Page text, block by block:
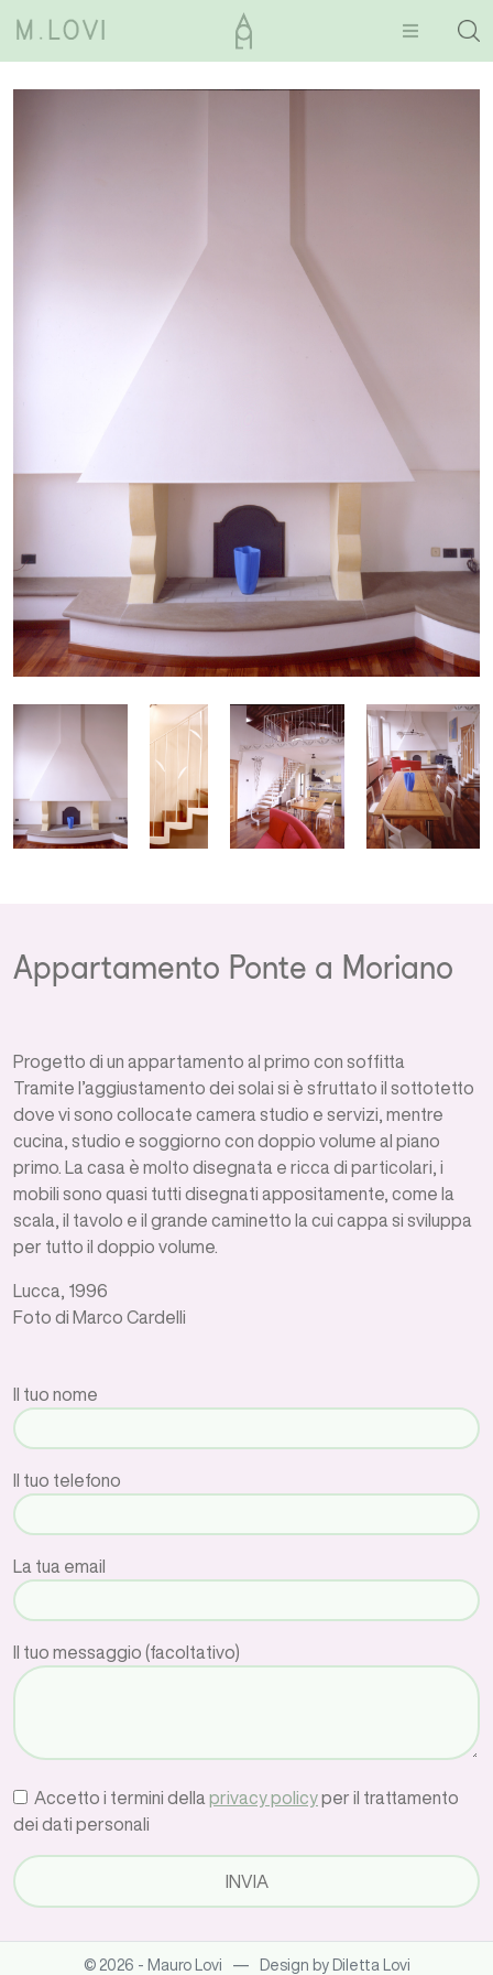
Appartamento Ponte a Moriano
Progetto di un appartamento al primo con soffitta
Tramite l’aggiustamento dei solai si è sfruttato il sottotetto
dove vi sono collocate camera studio e servizi, mentre
cucina, studio e soggiorno con doppio volume al piano
primo. La casa è molto disegnata e ricca di particolari, i
mobili sono quasi tutti disegnati appositamente, come la
scala, il tavolo e il grande caminetto la cui cappa si sviluppa
per tutto il doppio volume.
Lucca, 1996
Foto di Marco Cardelli
Il tuo nome
Il tuo telefono
La tua email
Il tuo messaggio (facoltativo)
Accetto i termini della privacy policyper il trattamento
dei dati personali
© 2026 - Mauro Lovi — Design by Diletta Lovi